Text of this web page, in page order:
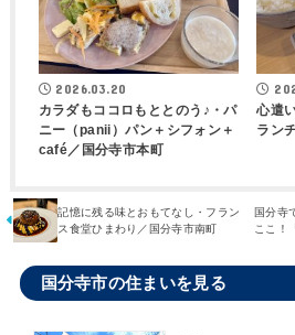
2026.03.20
カラダもココロもととのう♪・パ
ニー（panii）パン＋シフォン＋
café／国分寺市本町
心遣
ラン
記憶に残る味とおもてなし・フラン
ス食堂ひまわり／国分寺市南町
国分寺
ここ！
国分寺市の住まいを見る